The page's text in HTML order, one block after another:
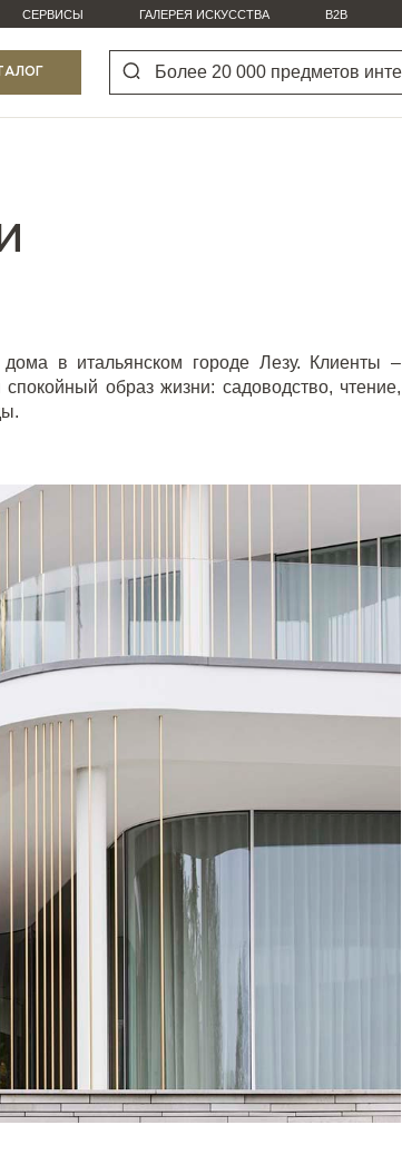
СЕРВИСЫ ГАЛЕРЕЯ ИСКУССТВА B2B
дома в итальянском городе Лезу. Клиенты –
образ жизни: садоводство, чтение,